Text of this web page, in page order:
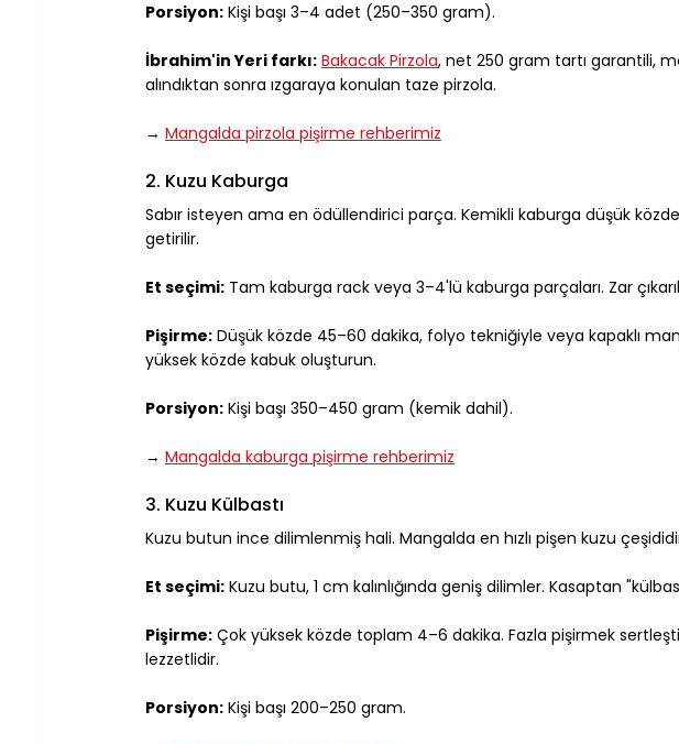
Porsiyon: Kişi başı 3–4 adet (250–350 gram).
İbrahim'in Yeri farkı: Bakacak Pirzola, net 250 gram tartı garantili,
alındıktan sonra ızgaraya konulan taze pirzola.
→ Mangalda pirzola pişirme rehberimiz
2. Kuzu Kaburga
Sabır isteyen ama en ödüllendirici parça. Kemikli kaburga düşük
getirilir.
Et seçimi: Tam kaburga rack veya 3–4'lü kaburga parçaları. Zar
Pişirme: Düşük közde 45–60 dakika, folyo tekniğiyle veya kapaklı
yüksek közde kabuk oluşturun.
Porsiyon: Kişi başı 350–450 gram (kemik dahil).
→ Mangalda kaburga pişirme rehberimiz
3. Kuzu Külbastı
Kuzu butun ince dilimlenmiş hali. Mangalda en hızlı pişen kuzu
Et seçimi: Kuzu butu, 1 cm kalınlığında geniş dilimler. Kasaptan
Pişirme: Çok yüksek közde toplam 4–6 dakika. Fazla pişirmek
lezzetlidir.
Porsiyon: Kişi başı 200–250 gram.